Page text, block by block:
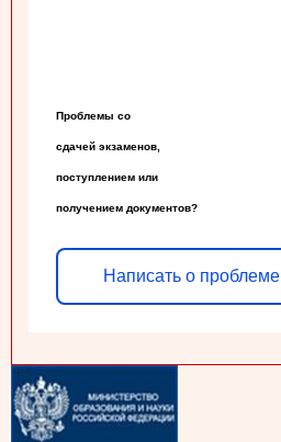
Проблемы со
сдачей экзаменов,
поступлением или
получением документов?
Написать о проблеме